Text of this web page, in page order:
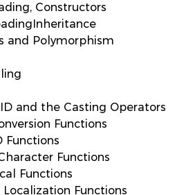
Constructors
and Polymorphism
and the Casting Operators
Functions
Functions
Functions
Functions
Functions